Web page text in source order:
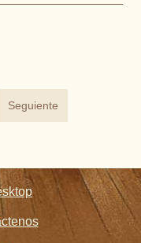
Seguiente